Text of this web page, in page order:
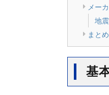
メー
地
まとめ
基